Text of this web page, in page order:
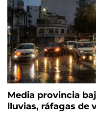
Media provincia
lluvias, ráfagas de